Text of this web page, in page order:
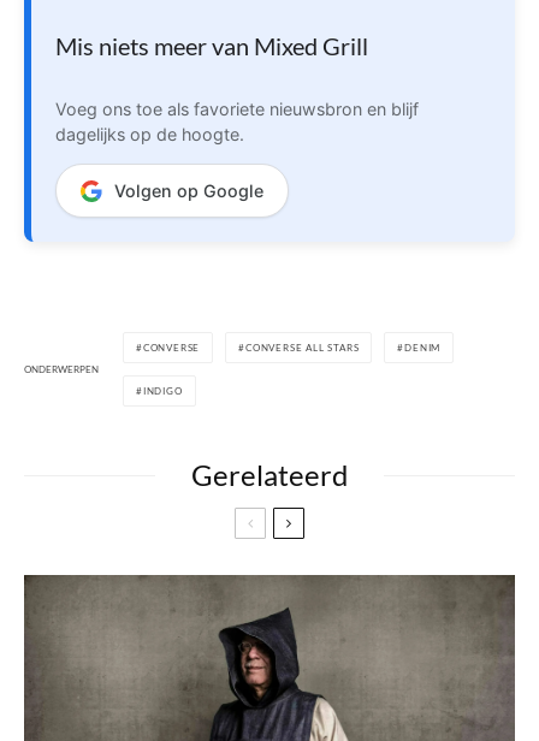
Mis niets meer van Mixed Grill
Voeg ons toe als favoriete nieuwsbron en blijf
dagelijks op de hoogte.
Volgen op Google
ONDERWERPEN
CONVERSE CONVERSE ALL STARS DENIM
INDIGO
Gerelateerd